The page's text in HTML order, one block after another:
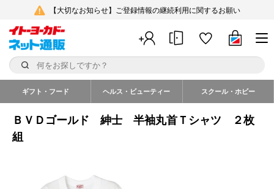
【大切なお知らせ】ご登録情報の継続利用に関するお願い
ギフト・フード ヘルス・ビューティー スクール・ホビー
ＢＶＤゴールド 紳士 半袖丸首Ｔシャツ ２枚
組